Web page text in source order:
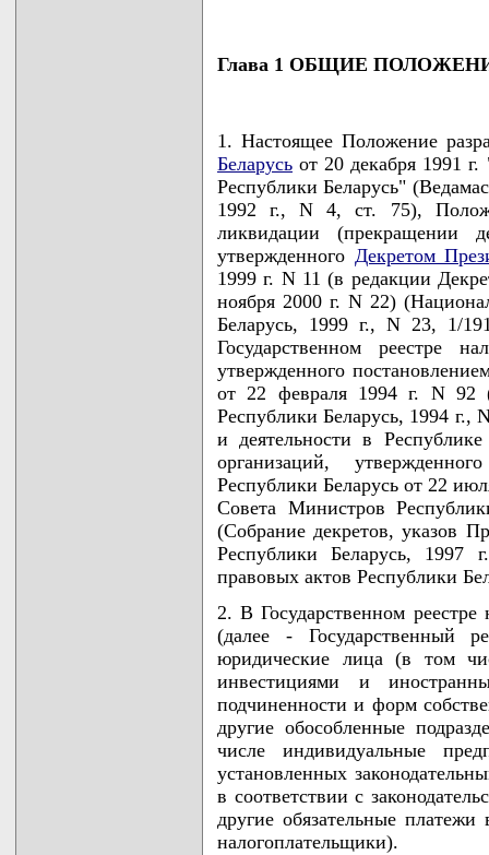
Глава 1 ОБЩИЕ
1. Настоящее Положение
Беларусь от 20 декабря 1991
Республики Беларусь"
1992 г., N 4, ст. 75),
ликвидации (прекращении
утвержденного Декретом
1999 г. N 11 (в редакции
ноября 2000 г. N 22)
Беларусь, 1999 г., N 23, 1/
Государственном реестре
утвержденного
от 22 февраля 1994 г. N 92
Республики Беларусь, 1994 г.,
и деятельности в Республике
организаций,
Республики Беларусь от 22
Совета Министров
(Собрание декретов, указов
Республики Беларусь,
правовых актов Республики
2. В Государственном реестре
(далее - Государственный
юридические лица (в том
инвестициями и
подчиненности и форм
другие обособленные
числе индивидуальные
установленных
в соответствии с
другие обязательные
налогоплательщики).